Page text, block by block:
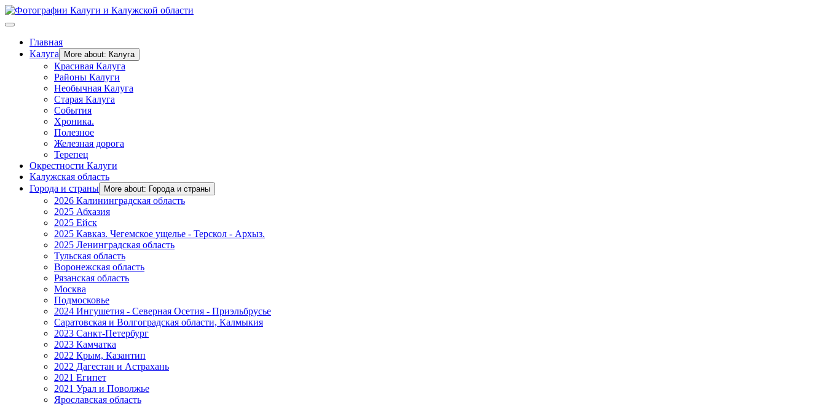
Главная
Калуга
More about: Калуга
Красивая Калуга
Районы Калуги
Необычная Калуга
Старая Калуга
События
Хроника.
Полезное
Железная дорога
Терепец
Окрестности Калуги
Калужская область
Города и страны
More about: Города и страны
2026 Калининградская область
2025 Абхазия
2025 Ейск
2025 Кавказ. Чегемское ущелье - Терскол - Архыз.
2025 Ленинградская область
Тульская область
Воронежская область
Рязанская область
Москва
Подмосковье
2024 Ингушетия - Северная Осетия - Приэльбрусье
Саратовская и Волгоградская области, Калмыкия
2023 Санкт-Петербург
2023 Камчатка
2022 Крым, Казантип
2022 Дагестан и Астрахань
2021 Египет
2021 Урал и Поволжье
Ярославская область